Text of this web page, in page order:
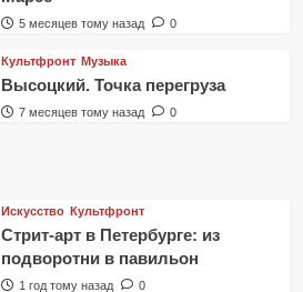
5 месяцев тому назад 0
Культфронт Музыка
Высоцкий. Точка перегруза
7 месяцев тому назад 0
Искусство Культфронт
Стрит-арт в Петербурге: из
подворотни в павильон
1 год тому назад 0